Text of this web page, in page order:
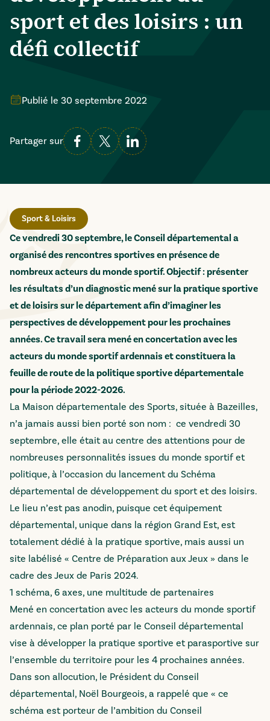
sport et des loisirs : un
défi collectif
Publié le 30 septembre 2022
Partager sur
Sport & Loisirs
Ce vendredi 30 septembre, le Conseil départemental a
organisé des rencontres sportives en présence de
nombreux acteurs du monde sportif. Objectif : présenter
les résultats d’un diagnostic mené sur la pratique sportive
et de loisirs sur le département afin d’imaginer les
perspectives de développement pour les prochaines
années. Ce travail sera mené en concertation avec les
acteurs du monde sportif ardennais et constituera la
feuille de route de la politique sportive départementale
pour la période 2022-2026.
La Maison départementale des Sports, située à Bazeilles,
n’a jamais aussi bien porté son nom : ce vendredi 30
septembre, elle était au centre des attentions pour de
nombreuses personnalités issues du monde sportif et
politique, à l’occasion du lancement du Schéma
départemental de développement du sport et des loisirs.
Le lieu n’est pas anodin, puisque cet équipement
départemental, unique dans la région Grand Est, est
totalement dédié à la pratique sportive, mais aussi un
site labélisé « Centre de Préparation aux Jeux » dans le
cadre des Jeux de Paris 2024.
1 schéma, 6 axes, une multitude de partenaires
Mené en concertation avec les acteurs du monde sportif
ardennais, ce plan porté par le Conseil départemental
vise à développer la pratique sportive et parasportive sur
l’ensemble du territoire pour les 4 prochaines années.
Dans son allocution, le Président du Conseil
départemental, Noël Bourgeois, a rappelé que « ce
schéma est porteur de l’ambition du Conseil